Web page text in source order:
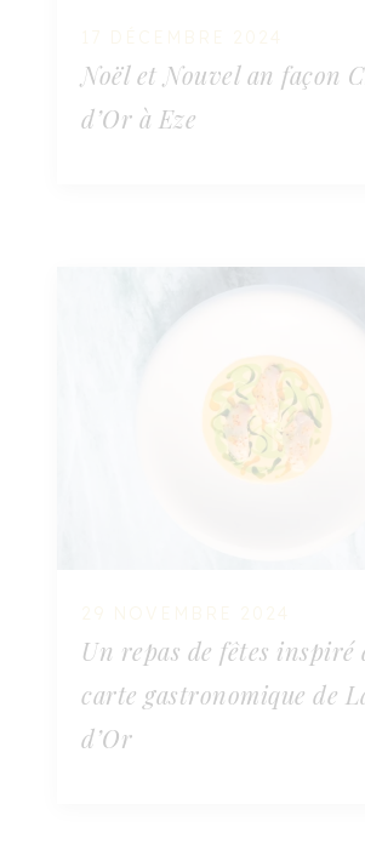
Noël et Nouvel an façon
d’Or à Eze
Un repas de fêtes inspiré
carte gastronomique de
d’Or